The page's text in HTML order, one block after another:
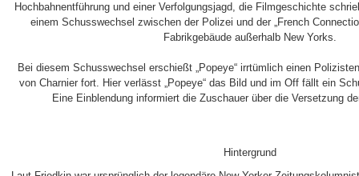
Hochbahnentführung und einer Verfolgungsjagd, die Filmgeschichte
einem Schusswechsel zwischen der Polizei und der „French
Fabrikgebäude außerhalb New Yorks.
Bei diesem Schusswechsel erschießt „Popeye“ irrtümlich einen
von Charnier fort. Hier verlässt „Popeye“ das Bild und im Off fällt ein
Eine Einblendung informiert die Zuschauer über die Versetzung
Hintergrund